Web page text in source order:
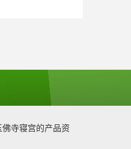
佛寺寝宫的产品资